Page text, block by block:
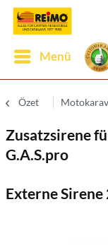
Menü
Özet
Zusatzsirene
G.A.S.pro
Externe Sirene